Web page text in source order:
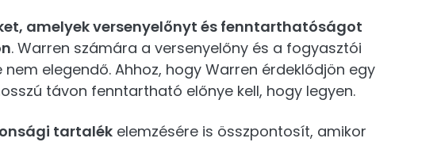
amelyek versenyelőnyt és fenntarthatóságot
. Warren számára a versenyelőny és a fogyasztói
elegendő. Ahhoz, hogy Warren érdeklődjön egy
távon fenntartható előnye kell, hogy legyen.
tartalék elemzésére is összpontosít, amikor